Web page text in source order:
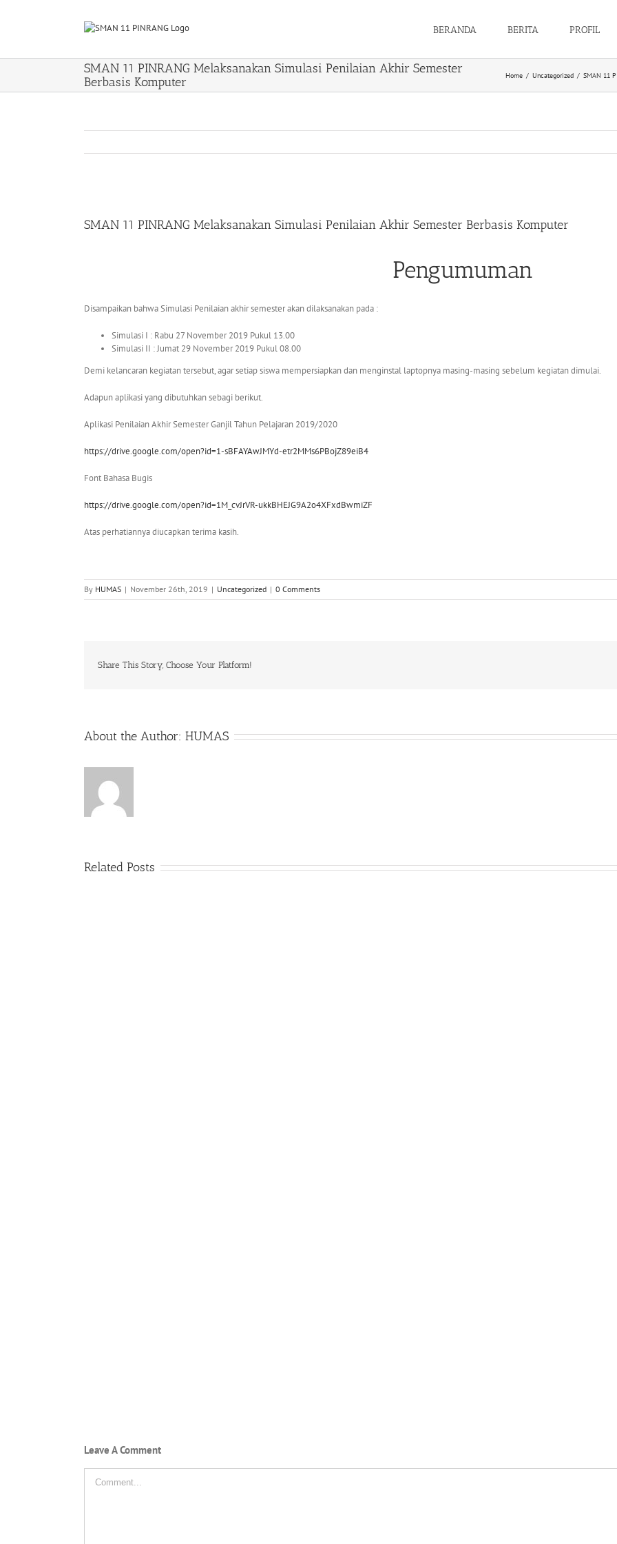
BERANDA BERITA PROFIL
SMAN 11 PINRANG Melaksanakan Simulasi Penilaian Akhir Semester
Berbasis Komputer
Home / Uncategorized / SMAN 11
Image
SMAN 11 PINRANG Melaksanakan Simulasi Penilaian Akhir Semester Berbasis Komputer
Pengumuman
Disampaikan bahwa Simulasi Penilaian akhir semester akan dilaksanakan pada :
Simulasi I : Rabu 27 November 2019 Pukul 13.00
Simulasi II : Jumat 29 November 2019 Pukul 08.00
Demi kelancaran kegiatan tersebut, agar setiap siswa mempersiapkan dan menginstal laptopnya masing-masing sebelum kegiatan dimulai.
Adapun aplikasi yang dibutuhkan sebagi berikut.
Aplikasi Penilaian Akhir Semester Ganjil Tahun Pelajaran 2019/2020
https://drive.google.com/open?id=1-sBFAYAwJMYd-etr2MMs6PBojZ89eiB4
Font Bahasa Bugis
https://drive.google.com/open?id=1M_cvJrVR-ukkBHEJG9A2o4XFxdBwmiZF
Atas perhatiannya diucapkan terima kasih.
By HUMAS | November 26th, 2019 | Uncategorized | 0 Comments
Share This Story, Choose Your Platform!
About the Author: HUMAS
Related Posts
Leave A Comment